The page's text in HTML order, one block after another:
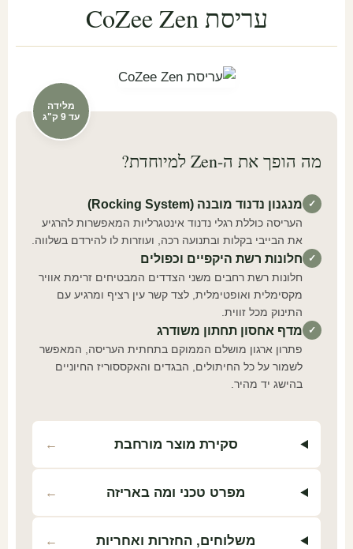
עריסת CoZee Zen
מלידה
עד 9 ק"ג
מה הופך את ה-Zen למיוחדת?
✓ מנגנון נדנוד מובנה (Rocking System)
העריסה כוללת רגלי נדנוד אינטגרליות המאפשרות להרגיע
את הבייבי בקלות ובתנועה רכה, ועוזרות לו להירדם בשלווה.
✓ חלונות רשת היקפיים וכפולים
חלונות רשת רחבים משני הצדדים המבטיחים זרימת אוויר
מקסימלית ואופטימלית, לצד קשר עין רציף ומרגיע עם
התינוק מכל זווית.
✓ מדף אחסון תחתון משודרג
פתרון ארגון מושלם הממוקם בתחתית העריסה, המאפשר
לשמור על כל החיתולים, הבגדים והאקססוריז החיוניים
בהישג יד מהיר.
סקירת מוצר מורחבת ←
מפרט טכני ומה באריזה ←
משלוחים, החזרות ואחריות ←